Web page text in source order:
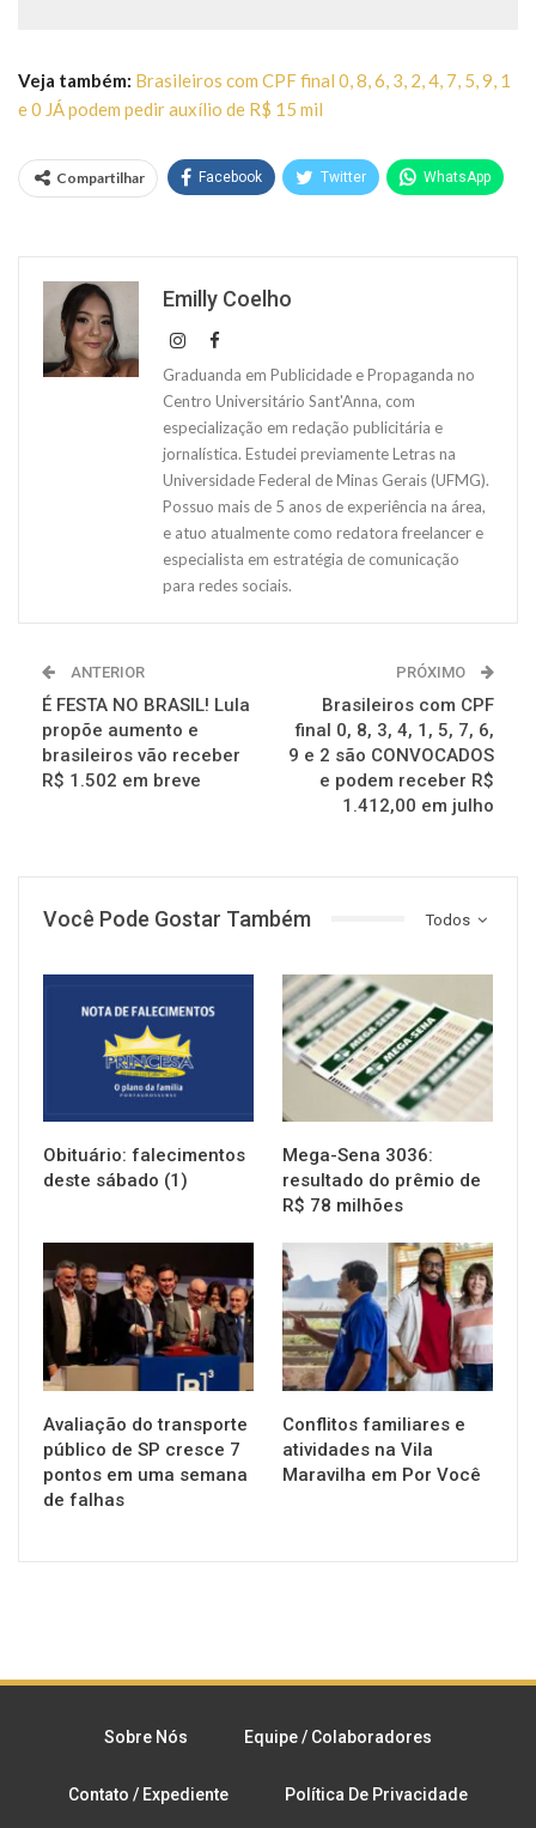
Veja também: Brasileiros com CPF final 0, 8, 6, 3, 2, 4, 7, 5, 9, 1
e 0 JÁ podem pedir auxílio de R$ 15 mil
Compartilhar Facebook Twitter WhatsApp
Emilly Coelho
Graduanda em Publicidade e Propaganda no
Centro Universitário Sant'Anna, com
especialização em redação publicitária e
jornalística. Estudei previamente Letras na
Universidade Federal de Minas Gerais (UFMG).
Possuo mais de 5 anos de experiência na área,
e atuo atualmente como redatora freelancer e
especialista em estratégia de comunicação
para redes sociais.
ANTERIOR
É FESTA NO BRASIL! Lula
propõe aumento e
brasileiros vão receber
R$ 1.502 em breve
PRÓXIMO
Brasileiros com CPF
final 0, 8, 3, 4, 1, 5, 7, 6,
9 e 2 são CONVOCADOS
e podem receber R$
1.412,00 em julho
Todos
Você Pode Gostar Também
Obituário: falecimentos
deste sábado (1)
NOTÍCIAS
Mega-Sena 3036:
resultado do prêmio de
R$ 78 milhões
NOTÍCIAS
Avaliação do transporte
público de SP cresce 7
pontos em uma semana
de falhas
NOTÍCIAS
Conflitos familiares e
atividades na Vila
Maravilha em Por Você
Sobre Nós Equipe / Colaboradores
Contato / Expediente Política De Privacidade